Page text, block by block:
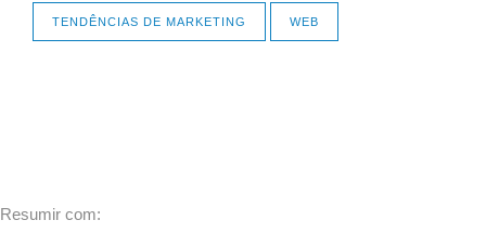
TENDÊNCIAS DE MARKETING WEB
Resumir com: